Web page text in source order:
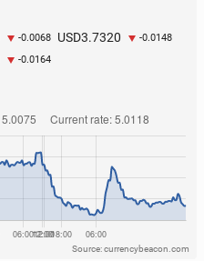
-0.0068 USD3.7320 -0.0148
-0.0164
Source: currencybeacon.com